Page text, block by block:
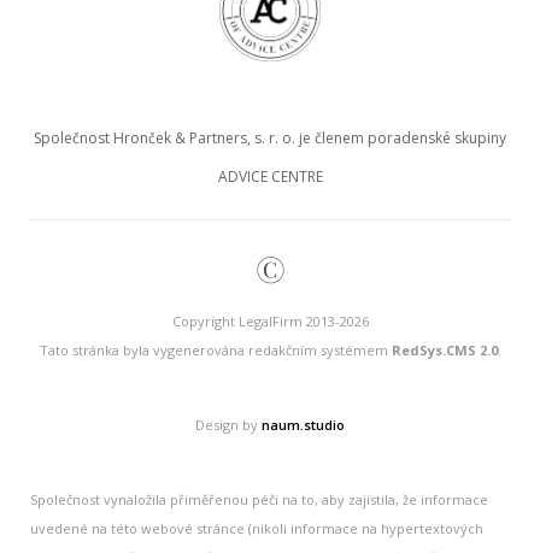
Společnost Hronček & Partners, s. r. o. je členem poradenské skupiny
ADVICE CENTRE
©
Copyright LegalFirm 2013-2026
Tato stránka byla vygenerována redakčním systémem RedSys.CMS 2.0.
Design by naum.studio
Společnost vynaložila přiměřenou péči na to, aby zajistila, že informace
uvedené na této webové stránce (nikoli informace na hypertextových